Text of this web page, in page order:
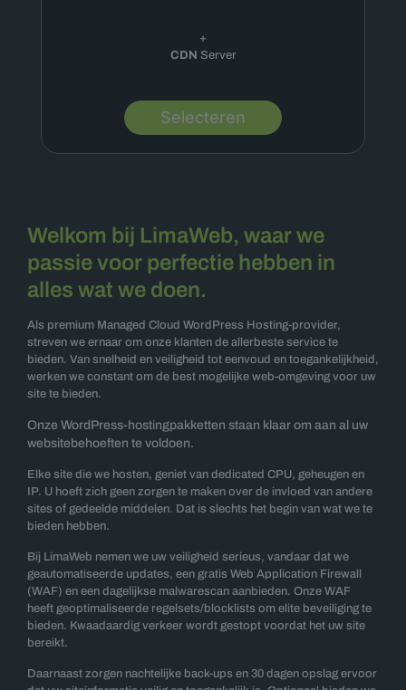
+
CDN Server
Selecteren
Welkom bij LimaWeb, waar we
passie voor perfectie hebben in
alles wat we doen.
Als premium Managed Cloud WordPress Hosting-provider,
streven we ernaar om onze klanten de allerbeste service te
bieden. Van snelheid en veiligheid tot eenvoud en toegankelijkheid,
werken we constant om de best mogelijke web-omgeving voor uw
site te bieden.
Onze WordPress-hostingpakketten staan klaar om aan al uw
websitebehoeften te voldoen.
Elke site die we hosten, geniet van dedicated CPU, geheugen en
IP. U hoeft zich geen zorgen te maken over de invloed van andere
sites of gedeelde middelen. Dat is slechts het begin van wat we te
bieden hebben.
Bij LimaWeb nemen we uw veiligheid serieus, vandaar dat we
geautomatiseerde updates, een gratis Web Application Firewall
(WAF) en een dagelijkse malwarescan aanbieden. Onze WAF
heeft geoptimaliseerde regelsets/blocklists om elite beveiliging te
bieden. Kwaadaardig verkeer wordt gestopt voordat het uw site
bereikt.
Daarnaast zorgen nachtelijke back-ups en 30 dagen opslag ervoor